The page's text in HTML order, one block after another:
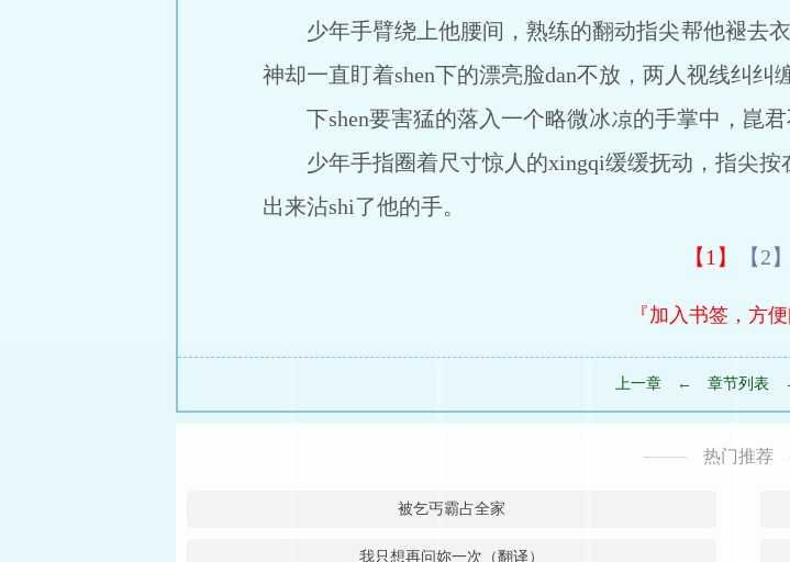
少年手臂绕上他腰间，熟练的翻动指尖帮他褪去衣
神却一直盯着shen下的漂亮脸dan不放，两人视线纠纠
下shen要害猛的落入一个略微冰凉的手掌中，崑君
少年手指圈着尺寸惊人的xingqi缓缓抚动，指尖按
出来沾shi了他的手。
【1】 【2】
『加入书签，方便
上一章 ← 章节列表
热门推荐
被乞丐霸占全家
我只想再问妳一次（翻译）